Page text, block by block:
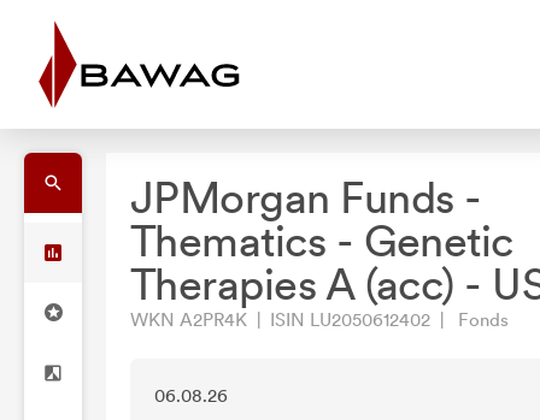
JPMorgan Funds -
Thematics - Genetic
Therapies A (acc) -
WKN A2PR4K | ISIN LU2050612402 | Fonds
06.08.26